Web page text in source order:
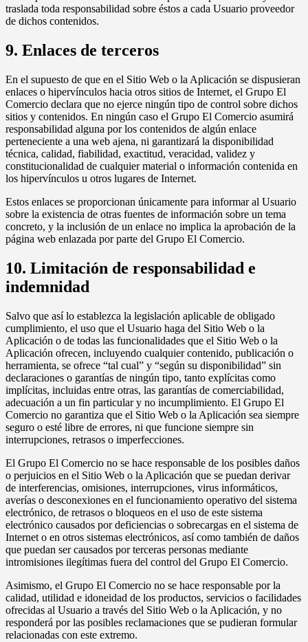
traslada toda responsabilidad sobre éstos a cada Usuario proveedor
de dichos contenidos.
9. Enlaces de terceros
En el supuesto de que en el Sitio Web o la Aplicación se dispusieran
enlaces o hipervínculos hacia otros sitios de Internet, el Grupo El
Comercio declara que no ejerce ningún tipo de control sobre dichos
sitios y contenidos. En ningún caso el Grupo El Comercio asumirá
responsabilidad alguna por los contenidos de algún enlace
perteneciente a una web ajena, ni garantizará la disponibilidad
técnica, calidad, fiabilidad, exactitud, veracidad, validez y
constitucionalidad de cualquier material o información contenida en
los hipervínculos u otros lugares de Internet.
Estos enlaces se proporcionan únicamente para informar al Usuario
sobre la existencia de otras fuentes de información sobre un tema
concreto, y la inclusión de un enlace no implica la aprobación de la
página web enlazada por parte del Grupo El Comercio.
10. Limitación de responsabilidad e
indemnidad
Salvo que así lo establezca la legislación aplicable de obligado
cumplimiento, el uso que el Usuario haga del Sitio Web o la
Aplicación o de todas las funcionalidades que el Sitio Web o la
Aplicación ofrecen, incluyendo cualquier contenido, publicación o
herramienta, se ofrece “tal cual” y “según su disponibilidad” sin
declaraciones o garantías de ningún tipo, tanto explícitas como
implícitas, incluidas entre otras, las garantías de comerciabilidad,
adecuación a un fin particular y no incumplimiento. El Grupo El
Comercio no garantiza que el Sitio Web o la Aplicación sea siempre
seguro o esté libre de errores, ni que funcione siempre sin
interrupciones, retrasos o imperfecciones.
El Grupo El Comercio no se hace responsable de los posibles daños
o perjuicios en el Sitio Web o la Aplicación que se puedan derivar
de interferencias, omisiones, interrupciones, virus informáticos,
averías o desconexiones en el funcionamiento operativo del sistema
electrónico, de retrasos o bloqueos en el uso de este sistema
electrónico causados por deficiencias o sobrecargas en el sistema de
Internet o en otros sistemas electrónicos, así como también de daños
que puedan ser causados por terceras personas mediante
intromisiones ilegítimas fuera del control del Grupo El Comercio.
Asimismo, el Grupo El Comercio no se hace responsable por la
calidad, utilidad e idoneidad de los productos, servicios o facilidades
ofrecidas al Usuario a través del Sitio Web o la Aplicación, y no
responderá por las posibles reclamaciones que se pudieran formular
relacionadas con este extremo.